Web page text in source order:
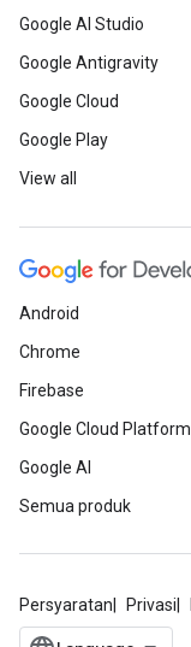
Google AI Studio
Google Antigravity
Google Cloud
Google Play
View all
Android
Chrome
Firebase
Google Cloud Platform
Google AI
Semua produk
Persyaratan Privasi